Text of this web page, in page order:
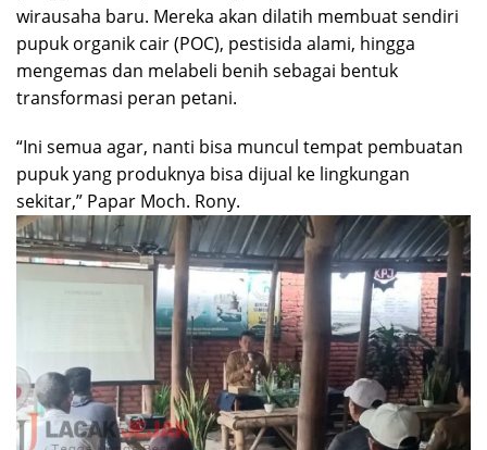
wirausaha baru. Mereka akan dilatih membuat sendiri
pupuk organik cair (POC), pestisida alami, hingga
mengemas dan melabeli benih sebagai bentuk
transformasi peran petani.
“Ini semua agar, nanti bisa muncul tempat pembuatan
pupuk yang produknya bisa dijual ke lingkungan
sekitar,” Papar Moch. Rony.